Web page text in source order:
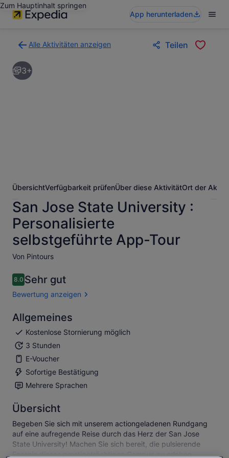
Zum Hauptinhalt springen
App herunterladen
Alle Aktivitäten anzeigen
zur
Ergebnisseite
für
Teilen
3+
ÜbersichtVerfügbarkeit prüfenÜber diese AktivitätOrt der
San Jose State University :
Personalisierte
selbstgeführte App-Tour
Von Pintours
8.08.0 von 10
Sehr gut
Bewertung anzeigen
Allgemeines
Kostenlose Stornierung möglich
3 Stunden
E-Voucher
Sofortige Bestätigung
Mehrere Sprachen
Übersicht
Begeben Sie sich mit unserem actiongeladenen Rundgang
auf eine aufregende Reise durch das Herz der San Jose
State University! Machen Sie sich bereit, die pulsierende
Energie dieses prestigeträchtigen Campus zu erleben,